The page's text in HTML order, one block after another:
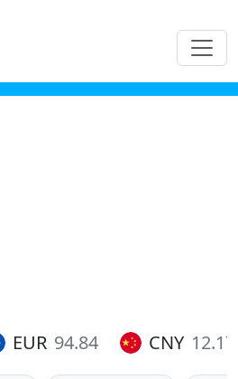
EUR 94.84 CNY 12.17